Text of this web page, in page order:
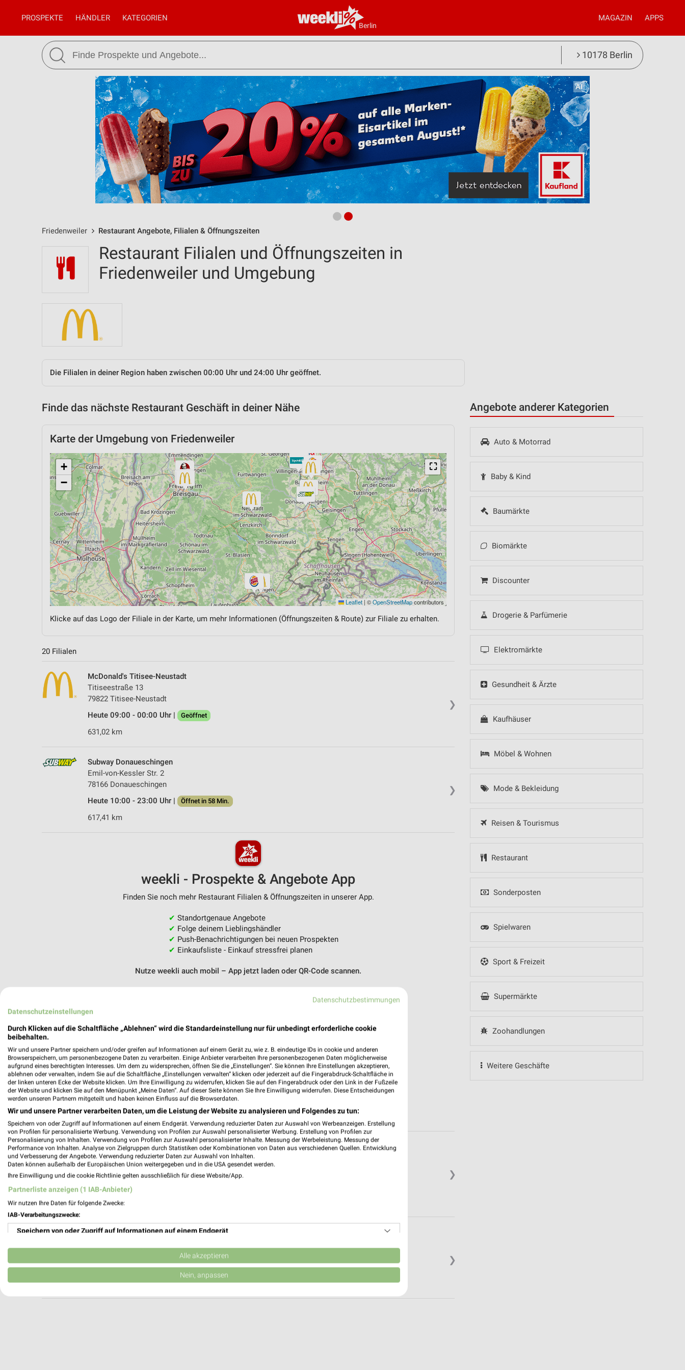
Berlin
PROSPEKTE HÄNDLER KATEGORIEN MAGAZIN APPS
10178 Berlin
Friedenweiler Restaurant Angebote, Filialen & Öffnungszeiten
Angebote anderer Kategorien
Auto & Motorrad
Baby & Kind
Baumärkte
Biomärkte
Discounter
Drogerie & Parfümerie
Elektromärkte
Gesundheit & Ärzte
Kaufhäuser
Möbel & Wohnen
Mode & Bekleidung
Reisen & Tourismus
Restaurant
Sonderposten
Spielwaren
Sport & Freizeit
Supermärkte
Zoohandlungen
Weitere Geschäfte
Restaurant Filialen und Öffnungszeiten in
Friedenweiler und Umgebung
Die Filialen in deiner Region haben zwischen 00:00 Uhr und 24:00 Uhr geöffnet.
Finde das nächste Restaurant Geschäft in deiner Nähe
Karte der Umgebung von Friedenweiler
⛶
+
−
Leaflet | ©OpenStreetMapcontributors
Klicke auf das Logo der Filiale in der Karte, um mehr Informationen (Öffnungszeiten & Route) zur Filiale zu erhalten.
20 Filialen
❯
McDonald's Titisee-Neustadt
Titiseestraße 13
79822 Titisee-Neustadt
Heute 09:00 - 00:00 Uhr |
Geöffnet
631,02 km
❯
Subway Donaueschingen
Emil-von-Kessler Str. 2
78166 Donaueschingen
Heute 10:00 - 23:00 Uhr |
Öffnet in 58 Min.
617,41 km
weekli - Prospekte & Angebote App
Finden Sie noch mehr Restaurant Filialen & Öffnungszeiten in unserer App.
✔ Standortgenaue Angebote
✔ Folge deinem Lieblingshändler
✔ Push-Benachrichtigungen bei neuen Prospekten
✔ Einkaufsliste - Einkauf stressfrei planen
Nutze weekli auch mobil – App jetzt laden oder QR-Code scannen.
❯
McDonald's Donaueschingen
Carl-Benz-Straße 4
78166 Donaueschingen
Heute 09:00 - 01:00 Uhr |
614,56 km
❯
Kochlöffel Villingen-Schwenningen
78050 Villingen-Schwenningen
Heute 10:00 - 22:00 Uhr | Öffnet in 58 Min.
Datenschutzbestimmungen
Datenschutzeinstellungen
Durch Klicken auf die Schaltfläche „Ablehnen“ wird die Standardeinstellung nur für unbedingt erforderliche cookie
beibehalten.
Wir und unsere Partner speichern und/oder greifen auf Informationen auf einem Gerät zu, wie z. B. eindeutige IDs in cookie und anderen
Browserspeichern, um personenbezogene Daten zu verarbeiten. Einige Anbieter verarbeiten Ihre personenbezogenen Daten möglicherweise
aufgrund eines berechtigten Interesses. Um dem zu widersprechen, öffnen Sie die „Einstellungen“. Sie können Ihre Einstellungen akzeptieren,
ablehnen oder verwalten, indem Sie auf die Schaltfläche „Einstellungen verwalten“ klicken oder jederzeit auf die Fingerabdruck-Schaltfläche in
der linken unteren Ecke der Website klicken. Um Ihre Einwilligung zu widerrufen, klicken Sie auf den Fingerabdruck oder den Link in der Fußzeile
der Website und klicken Sie auf den Menüpunkt „Meine Daten“. Auf dieser Seite können Sie Ihre Einwilligung widerrufen. Diese Entscheidungen
werden unseren Partnern mitgeteilt und haben keinen Einfluss auf die Browserdaten.
Wir und unsere Partner verarbeiten Daten, um die Leistung der Website zu analysieren und Folgendes zu tun:
Speichern von oder Zugriff auf Informationen auf einem Endgerät. Verwendung reduzierter Daten zur Auswahl von Werbeanzeigen. Erstellung
von Profilen für personalisierte Werbung. Verwendung von Profilen zur Auswahl personalisierter Werbung. Erstellung von Profilen zur
Personalisierung von Inhalten. Verwendung von Profilen zur Auswahl personalisierter Inhalte. Messung der Werbeleistung. Messung der
Performance von Inhalten. Analyse von Zielgruppen durch Statistiken oder Kombinationen von Daten aus verschiedenen Quellen. Entwicklung
und Verbesserung der Angebote. Verwendung reduzierter Daten zur Auswahl von Inhalten.
Daten können außerhalb der Europäischen Union weitergegeben und in die USA gesendet werden.
Ihre Einwilligung und die cookie Richtlinie gelten ausschließlich für diese Website/App.
Partnerliste anzeigen (1 IAB-Anbieter)
Wir nutzen Ihre Daten für folgende Zwecke:
IAB-Verarbeitungszwecke:
Speichern von oder Zugriff auf Informationen auf einem Endgerät
Verwendung reduzierter Daten zur Auswahl von Werbeanzeigen
Erstellung von Profilen für personalisierte Werbung
Alle akzeptieren
Nein, anpassen